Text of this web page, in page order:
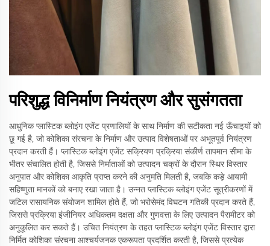
परिशुद्ध विनिर्माण नियंत्रण और सुसंगतता
आधुनिक प्लास्टिक ब्लोइंग एजेंट प्रणालियों के साथ निर्माण की सटीकता नई ऊँचाइयों को
छू गई है, जो कोशिका संरचना के निर्माण और उत्पाद विशेषताओं पर अभूतपूर्व नियंत्रण
प्रदान करती हैं। प्लास्टिक ब्लोइंग एजेंट सक्रियण प्रक्रिया संकीर्ण तापमान सीमा के
भीतर संचालित होती है, जिससे निर्माताओं को उत्पादन चक्रों के दौरान स्थिर विस्तार
अनुपात और कोशिका आकृति प्राप्त करने की अनुमति मिलती है, जबकि कड़े आयामी
सहिष्णुता मानकों को बनाए रखा जाता है। उन्नत प्लास्टिक ब्लोइंग एजेंट सूत्रीकरणों में
जटिल रासायनिक संयोजन शामिल होते हैं, जो भरोसेमंद विघटन गतिकी प्रदान करते हैं,
जिससे प्रक्रिया इंजीनियर अधिकतम दक्षता और गुणवत्ता के लिए उत्पादन पैरामीटर को
अनुकूलित कर सकते हैं। उचित नियंत्रण के तहत प्लास्टिक ब्लोइंग एजेंट विस्तार द्वारा
निर्मित कोशिका संरचना आश्चर्यजनक एकरूपता प्रदर्शित करती है, जिससे प्रत्येक